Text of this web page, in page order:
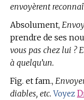
envoyèrent
Absolument,
prendre de ses
vous pas chez lui ?
à quelqu’un.
Fig. et fam.,
diables, etc. Voyez